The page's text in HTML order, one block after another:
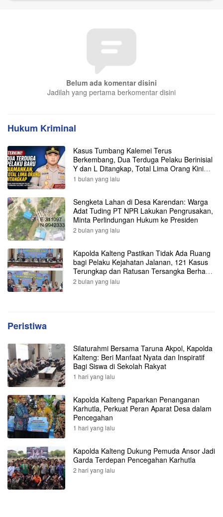
Belum ada komentar disini
Jadilah yang pertama berkomentar disini
Hukum Kriminal
Kasus Tumbang Kalemei Terus
Berkembang, Dua Terduga Pelaku Berinisial
Y dan L Ditangkap, Total Lima Orang Kini
Diamankan Polisi
1 bulan yang lalu
Sengketa Lahan di Desa Karendan: Warga
Adat Tuding PT NPR Lakukan Pengrusakan,
Minta Perlindungan Hukum ke Presiden
2 bulan yang lalu
Kapolda Kalteng Pastikan Tidak Ada Ruang
bagi Pelaku Kejahatan Jalanan, 121 Kasus
Terungkap dan Ratusan Tersangka Berhasil
Dibekuk
2 bulan yang lalu
Peristiwa
Silaturahmi Bersama Taruna Akpol, Kapolda
Kalteng: Beri Manfaat Nyata dan Inspiratif
Bagi Siswa di Sekolah Rakyat
1 hari yang lalu
Kapolda Kalteng Paparkan Penanganan
Karhutla, Perkuat Peran Aparat Desa dalam
Pencegahan
1 hari yang lalu
Kapolda Kalteng Dukung Pemuda Ansor Jadi
Garda Terdepan Pencegahan Karhutla
2 hari yang lalu